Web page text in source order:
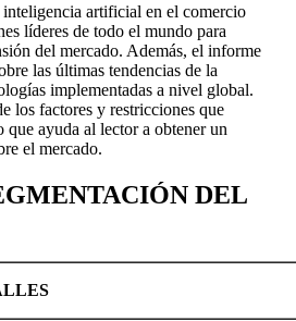
artificial en el comercio
líderes de todo el mundo para
del mercado. Además, el informe
las últimas tendencias de la
implementadas a nivel global.
los factores y restricciones que
ayuda al lector a obtener un
el mercado.
DEL